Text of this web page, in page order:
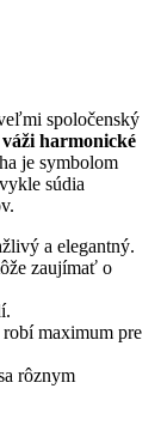
spoločenský
harmonické
je symbolom
súdia
a elegantný.
zaujímať o
maximum pre
rôznym